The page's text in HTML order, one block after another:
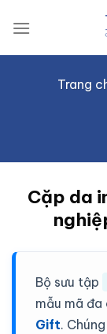
Trang
Cặp da
Bộ sưu tập
mẫu mã đa
Gift.